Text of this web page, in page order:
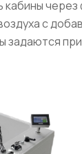
с
задаются